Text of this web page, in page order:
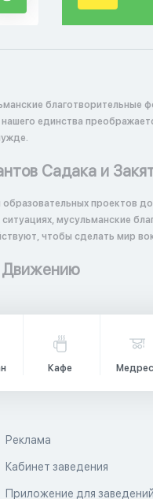
благотворительные
нашего единства
Садака и
проектов
мусульманские
чтобы сделать мир
Движению
Кафе
Реклама
Кабинет заведения
Приложение для заведений